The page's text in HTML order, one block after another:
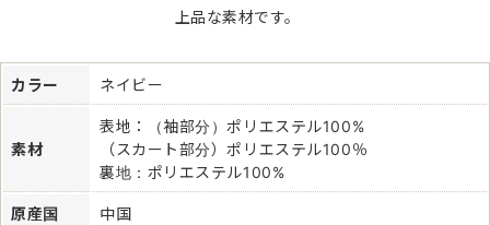
上品な素材です。
カラー ネイビー
素材
表地：（袖部分）ポリエステル100%
（スカート部分）ポリエステル100％
裏地：ポリエステル100%
原産国 中国